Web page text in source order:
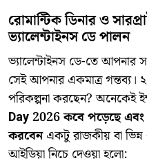
রোমান্টিক ডিনার ও
ভ্যালেন্টাইনস ডে পালন
​ভ্যালেন্টাইনস ডে-তে আপনার
সেই আপনার একমাত্র
পরিকল্পনা করছেন? অনেকেই
Day 2026 কবে পড়েছে এবং
করবেনএকটু রাজকীয় বা
আইডিয়া নিচে দেওয়া হলো: